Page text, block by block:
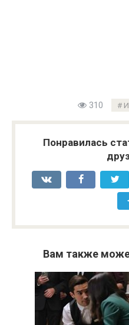
310
Понравилась
Вам также